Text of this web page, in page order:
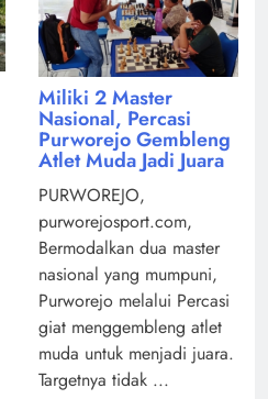
Miliki 2 Master
Nasional, Percasi
Purworejo Gembleng
Atlet Muda Jadi Juara
PURWOREJO,
purworejosport.com,
Bermodalkan dua master
nasional yang mumpuni,
Purworejo melalui Percasi
giat menggembleng atlet
muda untuk menjadi juara.
Targetnya tidak ...